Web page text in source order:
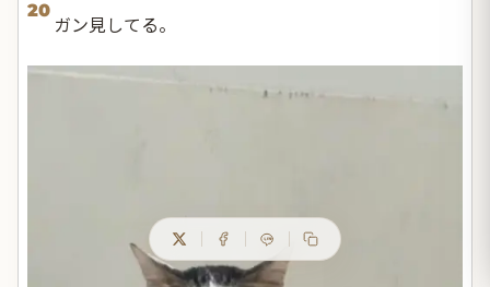
20
ガン見してる。